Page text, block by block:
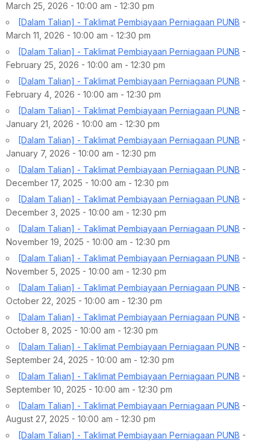
March 25, 2026 - 10:00 am - 12:30 pm
[Dalam Talian] - Taklimat Pembiayaan Perniagaan PUNB -
March 11, 2026 - 10:00 am - 12:30 pm
[Dalam Talian] - Taklimat Pembiayaan Perniagaan PUNB -
February 25, 2026 - 10:00 am - 12:30 pm
[Dalam Talian] - Taklimat Pembiayaan Perniagaan PUNB -
February 4, 2026 - 10:00 am - 12:30 pm
[Dalam Talian] - Taklimat Pembiayaan Perniagaan PUNB -
January 21, 2026 - 10:00 am - 12:30 pm
[Dalam Talian] - Taklimat Pembiayaan Perniagaan PUNB -
January 7, 2026 - 10:00 am - 12:30 pm
[Dalam Talian] - Taklimat Pembiayaan Perniagaan PUNB -
December 17, 2025 - 10:00 am - 12:30 pm
[Dalam Talian] - Taklimat Pembiayaan Perniagaan PUNB -
December 3, 2025 - 10:00 am - 12:30 pm
[Dalam Talian] - Taklimat Pembiayaan Perniagaan PUNB -
November 19, 2025 - 10:00 am - 12:30 pm
[Dalam Talian] - Taklimat Pembiayaan Perniagaan PUNB -
November 5, 2025 - 10:00 am - 12:30 pm
[Dalam Talian] - Taklimat Pembiayaan Perniagaan PUNB -
October 22, 2025 - 10:00 am - 12:30 pm
[Dalam Talian] - Taklimat Pembiayaan Perniagaan PUNB -
October 8, 2025 - 10:00 am - 12:30 pm
[Dalam Talian] - Taklimat Pembiayaan Perniagaan PUNB -
September 24, 2025 - 10:00 am - 12:30 pm
[Dalam Talian] - Taklimat Pembiayaan Perniagaan PUNB -
September 10, 2025 - 10:00 am - 12:30 pm
[Dalam Talian] - Taklimat Pembiayaan Perniagaan PUNB -
August 27, 2025 - 10:00 am - 12:30 pm
[Dalam Talian] - Taklimat Pembiayaan Perniagaan PUNB -